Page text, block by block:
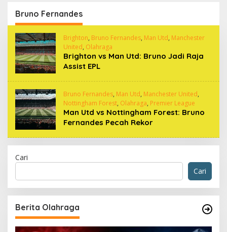
Bruno Fernandes
Brighton, Bruno Fernandes, Man Utd, Manchester
United, Olahraga
Brighton vs Man Utd: Bruno Jadi Raja
Assist EPL
Bruno Fernandes, Man Utd, Manchester United,
Nottingham Forest, Olahraga, Premier League
Man Utd vs Nottingham Forest: Bruno
Fernandes Pecah Rekor
Cari
Cari
Berita Olahraga